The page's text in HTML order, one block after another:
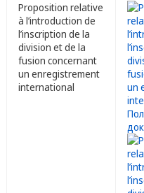
Proposition relative
à l’introduction de
l’inscription de la
division et de la
fusion concernant
un enregistrement
international